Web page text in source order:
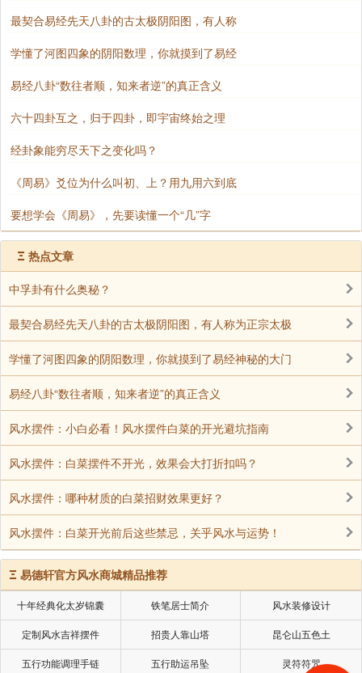
莫夜有戎，勿恤：晚上出现兵乱，突发意外情况，
不要担忧；既然已经做好了准备，平时也是谨慎行事，
啥好后悔的。
最契合易经先天八卦的古太极阴阳图，有人称
学懂了河图四象的阴阳数理，你就摸到了易经
易经八卦“数往者顺，知来者逆”的真正含义
六十四卦互之，归于四卦，即宇宙终始之理
经卦象能穷尽天下之变化吗？
《周易》爻位为什么叫初、上？用九用六到底
要想学会《周易》，先要读懂一个“几”字
Ξ 热点文章
中孚卦有什么奥秘？
最契合易经先天八卦的古太极阴阳图，有人称为正宗太极
学懂了河图四象的阴阳数理，你就摸到了易经神秘的大门
易经八卦“数往者顺，知来者逆”的真正含义
风水摆件：小白必看！风水摆件白菜的开光避坑指南
风水摆件：白菜摆件不开光，效果会大打折扣吗？
风水摆件：哪种材质的白菜招财效果更好？
风水摆件：白菜开光前后这些禁忌，关乎风水与运势！
Ξ 易德轩官方风水商城精品推荐
十年经典化太岁锦囊 铁笔居士简介 风水装修设计
定制风水吉祥摆件 招贵人靠山塔 昆仑山五色土
五行功能调理手链 五行助运吊坠 灵符符咒